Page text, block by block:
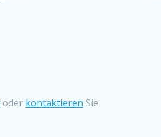
oder kontaktieren Sie